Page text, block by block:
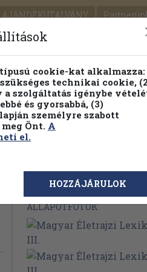
AJÁNDÉKUTALVÁNY
SEGÍTSÉG
FENNTARTHATÓ
Témaköri fa
Megvásárolható
ÁLLAPOTFOTÓK
cookie-kat alkalmazza:
technikai cookie,
szolgáltatás igénybe
és gyorsabbá, (3)
személyre szabott
Önt. A
el.
HOZZÁJÁRULOK